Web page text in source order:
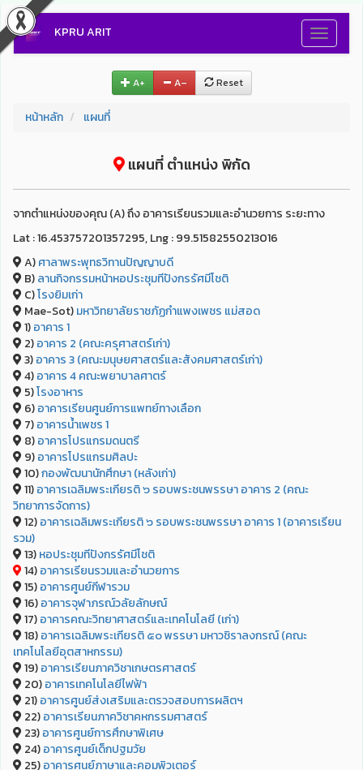
Toggle
KPRU ARIT
A+ A– Reset
หน้าหลัก แผนที่
แผนที่ ตำแหน่ง พิกัด
จากตำแหน่งของคุณ (A) ถึง อาคารเรียนรวมและอำนวยการ ระยะทาง
Lat : 16.453757201357295, Lng : 99.51582550213016
A)ศาลาพระพุทธวิทานปัญญาบดี
B)ลานกิจกรรมหน้าหอประชุมทีปังกรรัศมีโชติ
C)โรงยิมเก่า
Mae-Sot)มหาวิทยาลัยราชภัฏกำแพงเพชร แม่สอด
1)อาคาร 1
2)อาคาร 2 (คณะครุศาสตร์เก่า)
3)อาคาร 3 (คณะมนุษยศาสตร์และสังคมศาสตร์เก่า)
4)อาคาร 4 คณะพยาบาลศาตร์
5)โรงอาหาร
6)อาคารเรียนศูนย์การแพทย์ทางเลือก
7)อาคารน้ำเพชร 1
8)อาคารโปรแกรมดนตรี
9)อาคารโปรแกรมศิลปะ
10)กองพัฒนานักศึกษา (หลังเก่า)
11)อาคารเฉลิมพระเกียรติ ๖ รอบพระชนพรรษา อาคาร 2 (คณะ
วิทยาการจัดการ)
12)อาคารเฉลิมพระเกียรติ ๖ รอบพระชนพรรษา อาคาร 1 (อาคารเรียน
รวม)
13)หอประชุมทีปังกรรัศมีโชติ
14)อาคารเรียนรวมและอำนวยการ
15)อาคารศูนย์กีฬารวม
16)อาคารจุฬาภรณ์วลัยลักษณ์
17)อาคารคณะวิทยาศาสตร์และเทคโนโลยี (เก่า)
18)อาคารเฉลิมพระเกียรติ ๕๐ พรรษา มหาวชิราลงกรณ์ (คณะ
เทคโนโลยีอุตสาหกรรม)
19)อาคารเรียนภาควิชาเกษตรศาสตร์
20)อาคารเทคโนโลยีไฟฟ้า
21)อาคารศูนย์ส่งเสริมและตรวจสอบการผลิตฯ
22)อาคารเรียนภาควิชาคหกรรมศาสตร์
23)อาคารศูนย์การศึกษาพิเศษ
24)อาคารศูนย์เด็กปฐมวัย
25)อาคารศูนย์ภาษาและคอมพิวเตอร์